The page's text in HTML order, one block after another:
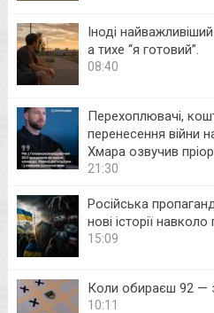
Іноді
а тихе “я готовий”.
08:40
Перехоплювачі,
перенесення війни
Хмара озвучив
21:30
Російська
нові історії навколо
15:09
Коли обираєш 92 —
10:11